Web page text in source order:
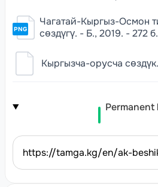
PNG
Чагатай-Кыргыз-Осмон
сөздүгү. - Б., 2019. - 272 б.
Кыргызча-орусча
Permanent
https://tamga.kg/en/ak-